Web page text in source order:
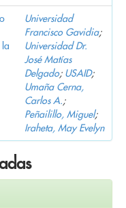
la
Universidad
Francisco Gavidia;
Universidad Dr.
José Matías
Delgado; USAID;
Umaña Cerna,
Carlos A.;
Peñailillo, Miguel;
Iraheta, May Evelyn